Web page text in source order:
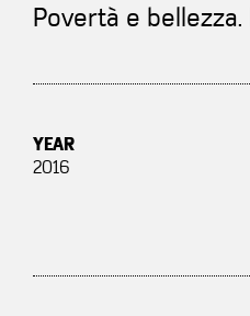
Povertà e
YEAR
2016